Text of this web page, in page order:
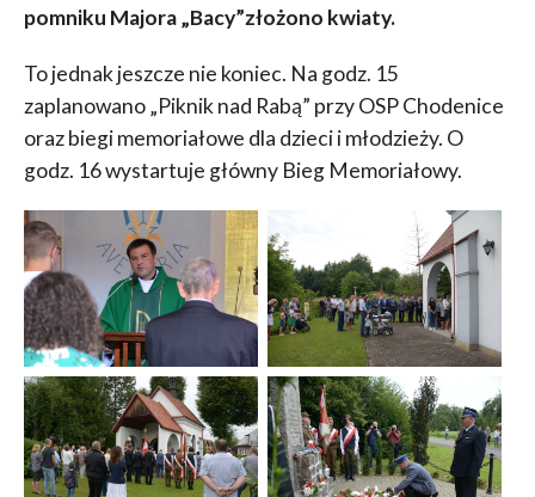
pomniku Majora „Bacy”złożono kwiaty.
To jednak jeszcze nie koniec. Na godz. 15
zaplanowano „Piknik nad Rabą” przy OSP Chodenice
oraz biegi memoriałowe dla dzieci i młodzieży. O
godz. 16 wystartuje główny Bieg Memoriałowy.